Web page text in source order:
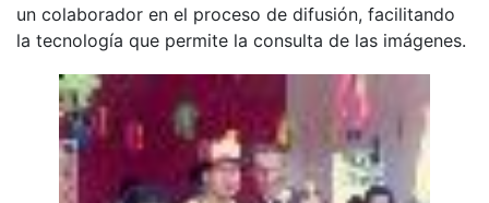
un colaborador en el proceso de difusión, facilitando
la tecnología que permite la consulta de las imágenes.